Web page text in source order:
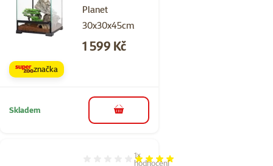
Planet
30x30x45cm
Cena
1 599 Kč
značka
Skladem do košíku
Hodnocení 80%, počet hodnocení: 1
1×
hodnocení